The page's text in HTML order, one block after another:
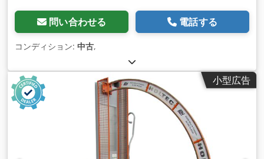
問い合わせる 電話する
コンディション: 中古,
小型広告